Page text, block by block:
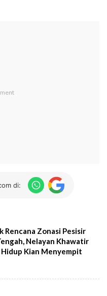
di:
Rencana Zonasi Pesisir
Nelayan Khawatir
Hidup Kian Menyempit